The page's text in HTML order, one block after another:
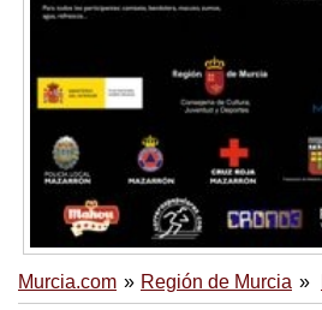
Murcia.com Región de Murcia